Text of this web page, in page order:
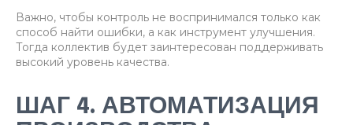
Важно, чтобы контроль не воспринимался только как
способ найти ошибки, а как инструмент улучшения.
Тогда коллектив будет заинтересован поддерживать
высокий уровень качества.
ШАГ 4. АВТОМАТИЗАЦИЯ